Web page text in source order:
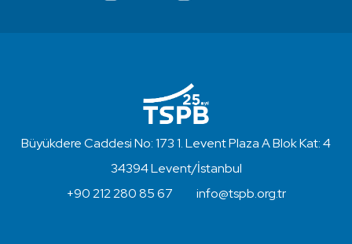
Büyükdere Caddesi No: 173 1. Levent Plaza A Blok Kat: 4
34394 Levent/İstanbul
+90 212 280 85 67
info@tspb.org.tr